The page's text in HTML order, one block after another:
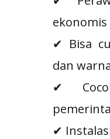
ekonomis
✔ Bisa
dan
✔
✔